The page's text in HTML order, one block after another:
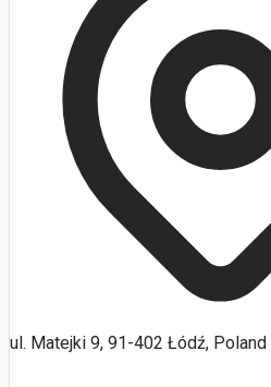
ul. Matejki 9, 91-402 Łódź, Poland